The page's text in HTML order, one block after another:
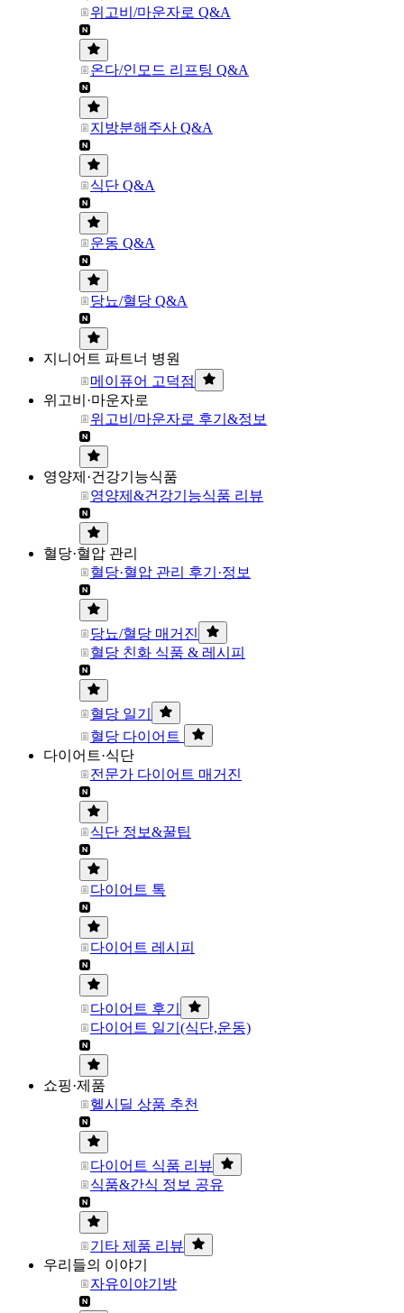
위고비/마운자로 Q&A
온다/인모드 리프팅 Q&A
지방분해주사 Q&A
식단 Q&A
운동 Q&A
당뇨/혈당 Q&A
지니어트 파트너 병원
메이퓨어 고덕점
위고비·마운자로
위고비/마운자로 후기&정보
영양제·건강기능식품
영양제&건강기능식품 리뷰
혈당·혈압 관리
혈당·혈압 관리 후기·정보
당뇨/혈당 매거진
혈당 친화 식품 & 레시피
혈당 일기
혈당 다이어트
다이어트·식단
전문가 다이어트 매거진
식단 정보&꿀팁
다이어트 톡
다이어트 레시피
다이어트 후기
다이어트 일기(식단,운동)
쇼핑·제품
헬시딜 상품 추천
다이어트 식품 리뷰
식품&간식 정보 공유
기타 제품 리뷰
우리들의 이야기
자유이야기방